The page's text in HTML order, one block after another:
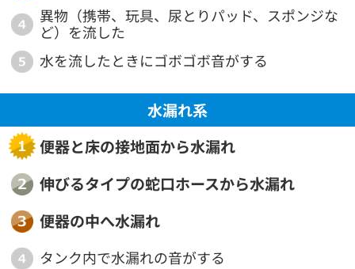
異物（携帯、玩具、尿とりパッド、 スポンジな
ど）を流した
水を流したときにゴボゴボ音がする
水漏れ系
便器と床の接地面から水漏れ
伸びるタイプの蛇口ホースから水漏れ
便器の中へ水漏れ
タンク内で水漏れの音がする